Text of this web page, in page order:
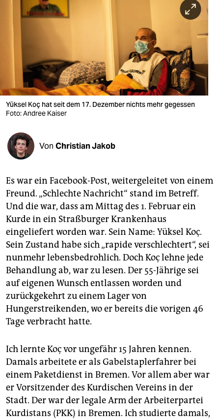
sport
berlin
nord
wahrheit
verlag
verlag
veranstaltungen
shop
unterstützen
abo
genossenschaft
epaper login
Yüksel Koç hat seit dem 17. Dezember nichts mehr gegessen
Foto: Andree Kaiser
Von Christian Jakob
Es war ein Facebook-Post, weitergeleitet von einem
Freund. „Schlechte Nachricht“ stand im Betreff.
Und die war, dass am Mittag des 1. Februar ein
Kurde in ein Straßburger Krankenhaus
eingeliefert worden war. Sein Name: Yüksel Koç.
Sein Zustand habe sich „rapide verschlechtert“, sei
nunmehr lebensbedrohlich. Doch Koç lehne jede
Behandlung ab, war zu lesen. Der 55-Jährige sei
auf eigenen Wunsch entlassen worden und
zurückgekehrt zu einem Lager von
Hungerstreikenden, wo er bereits die vorigen 46
Tage verbracht hatte.
Ich lernte Koç vor ungefähr 15 Jahren kennen.
Damals arbeitete er als Gabelstaplerfahrer bei
einem Paketdienst in Bremen. Vor allem aber war
er Vorsitzender des Kurdischen Vereins in der
Stadt. Der war der legale Arm der Arbeiterpartei
Kurdistans (PKK) in Bremen. Ich studierte damals,